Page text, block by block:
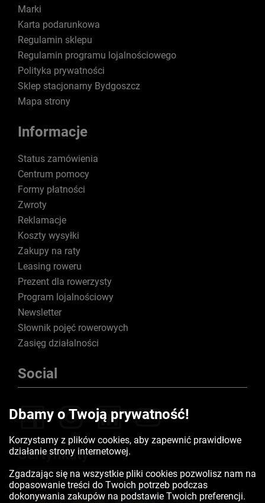
Marki
Karta podarunkowa
Regulamin sklepu
Regulamin programu lojalnościowego
Polityka prywatności
Sklep stacjonarny Bydgoszcz
Mapa strony
Informacje
Status zamówienia
Centrum pomocy
Formy płatności
Zwroty
Reklamacje
Koszty wysyłki
Zakupy na raty
Leasing roweru
Prezent dla rowerzysty
Program lojalnościowy
Newsletter
Słownik pojęć rowerowych
Zasięg działalności
Social
Certyfikaty
Dbamy o Twoją prywatność!
Korzystamy z plików cookies, aby zapewnić prawidłowe
działanie strony internetowej.
Zgadzając się na wszystkie pliki cookies pozwolisz nam na
dopasowanie treści do Twoich potrzeb podczas
dokonywania zakupów na podstawie Twoich preferencji.